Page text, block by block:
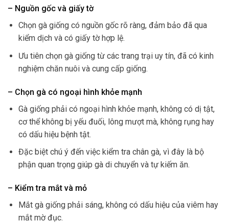
– Nguồn gốc và giấy tờ
Chọn gà giống có nguồn gốc rõ ràng, đảm bảo đã qua
kiểm dịch và có giấy tờ hợp lệ.
Ưu tiên chọn gà giống từ các trang trại uy tín, đã có kinh
nghiệm chăn nuôi và cung cấp giống.
– Chọn gà có ngoại hình khỏe mạnh
Gà giống phải có ngoại hình khỏe mạnh, không có dị tật,
cơ thể không bị yếu đuối, lông mượt mà, không rụng hay
có dấu hiệu bệnh tật.
Đặc biệt chú ý đến việc kiểm tra chân gà, vì đây là bộ
phận quan trọng giúp gà di chuyển và tự kiếm ăn.
– Kiểm tra mắt và mỏ
Mắt gà giống phải sáng, không có dấu hiệu của viêm hay
mắt mờ đục.